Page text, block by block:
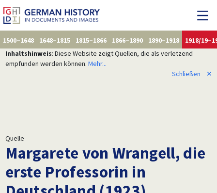
1500–1648 1648–1815 1815–1866 1866–1890 1890–1918
1918/
Inhaltshinweis: Diese Website zeigt Quellen, die als verletzend
empfunden werden können. Mehr...
Schließen
✕
Quelle
Margarete von Wrangell, die
erste Professorin in